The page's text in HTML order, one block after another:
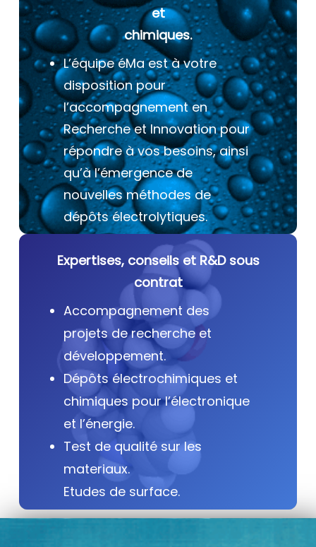
et
chimiques.
L’équipe éMa est à votre
disposition pour
l’accompagnement en
Recherche et Innovation pour
répondre à vos besoins, ainsi
qu’à l’émergence de
nouvelles méthodes de
dépôts électrolytiques.
Expertises, conseils et R&D sous
contrat
Accompagnement des
projets de recherche et
développement.
Dépôts électrochimiques et
chimiques pour l’électronique
et l’énergie.
Test de qualité sur les
materiaux.
Etudes de surface.